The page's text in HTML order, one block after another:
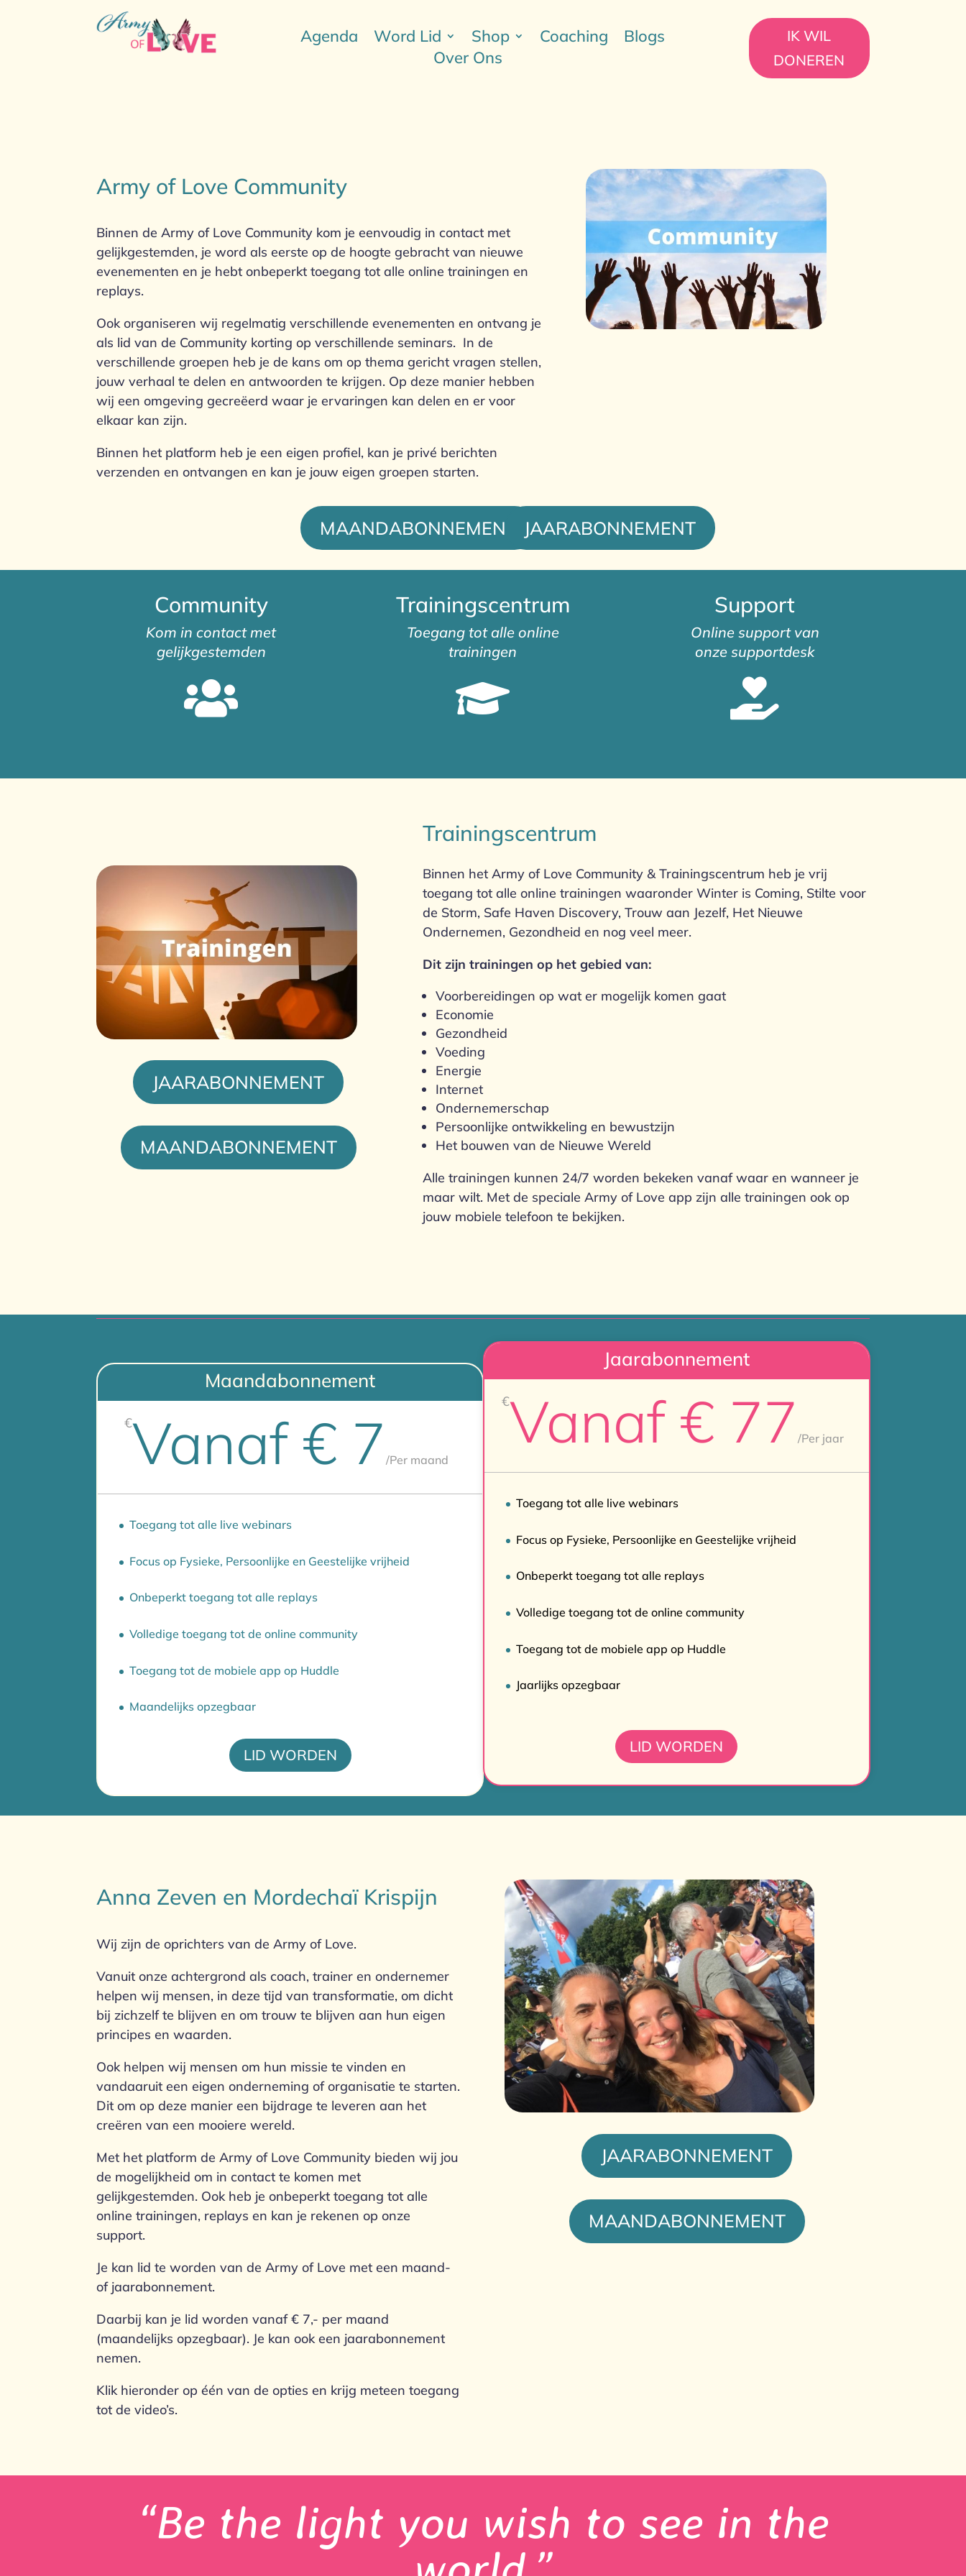
Agenda Word Lid Shop Coaching
Blogs
Over Ons
IK WIL
DONEREN
Army of Love Community
Binnen de Army of Love Community kom je eenvoudig in contact met
gelijkgestemden, je word als eerste op de hoogte gebracht van nieuwe
evenementen en je hebt onbeperkt toegang tot alle online trainingen en
replays.
Ook organiseren wij regelmatig verschillende evenementen en ontvang je
als lid van de Community korting op verschillende seminars. In de
verschillende groepen heb je de kans om op thema gericht vragen stellen,
jouw verhaal te delen en antwoorden te krijgen. Op deze manier hebben
wij een omgeving gecreëerd waar je ervaringen kan delen en er voor
elkaar kan zijn.
Binnen het platform heb je een eigen profiel, kan je privé berichten
verzenden en ontvangen en kan je jouw eigen groepen starten.
MAANDABONNEMENT JAARABONNEMENT
Community
Kom in contact met
gelijkgestemden

Trainingscentrum
Toegang tot alle online
trainingen

Support
Online support van
onze supportdesk

JAARABONNEMENT
MAANDABONNEMENT
Trainingscentrum
Binnen het Army of Love Community & Trainingscentrum heb je vrij
toegang tot alle online trainingen waaronder Winter is Coming, Stilte voor
de Storm, Safe Haven Discovery, Trouw aan Jezelf, Het Nieuwe
Ondernemen, Gezondheid en nog veel meer.
Dit zijn trainingen op het gebied van:
Voorbereidingen op wat er mogelijk komen gaat
Economie
Gezondheid
Voeding
Energie
Internet
Ondernemerschap
Persoonlijke ontwikkeling en bewustzijn
Het bouwen van de Nieuwe Wereld
Alle trainingen kunnen 24/7 worden bekeken vanaf waar en wanneer je
maar wilt. Met de speciale Army of Love app zijn alle trainingen ook op
jouw mobiele telefoon te bekijken.
Maandabonnement
€Vanaf € 7 /Per maand
Toegang tot alle live webinars
Focus op Fysieke, Persoonlijke en Geestelijke vrijheid
Onbeperkt toegang tot alle replays
Volledige toegang tot de online community
Toegang tot de mobiele app op Huddle
Maandelijks opzegbaar
LID WORDEN
Jaarabonnement
€Vanaf € 77 /Per jaar
Toegang tot alle live webinars
Focus op Fysieke, Persoonlijke en Geestelijke vrijheid
Onbeperkt toegang tot alle replays
Volledige toegang tot de online community
Toegang tot de mobiele app op Huddle
Jaarlijks opzegbaar
LID WORDEN
Anna Zeven en Mordechaï Krispijn
Wij zijn de oprichters van de Army of Love.
Vanuit onze achtergrond als coach, trainer en ondernemer
helpen wij mensen, in deze tijd van transformatie, om dicht
bij zichzelf te blijven en om trouw te blijven aan hun eigen
principes en waarden.
Ook helpen wij mensen om hun missie te vinden en
vandaaruit een eigen onderneming of organisatie te starten.
Dit om op deze manier een bijdrage te leveren aan het
creëren van een mooiere wereld.
Met het platform de Army of Love Community bieden wij jou
de mogelijkheid om in contact te komen met
gelijkgestemden. Ook heb je onbeperkt toegang tot alle
online trainingen, replays en kan je rekenen op onze
support.
Je kan lid te worden van de Army of Love met een maand-
of jaarabonnement.
Daarbij kan je lid worden vanaf € 7,- per maand
(maandelijks opzegbaar). Je kan ook een jaarabonnement
nemen.
Klik hieronder op één van de opties en krijg meteen toegang
tot de video’s.
JAARABONNEMENT
MAANDABONNEMENT
“Be the light you wish to see in the